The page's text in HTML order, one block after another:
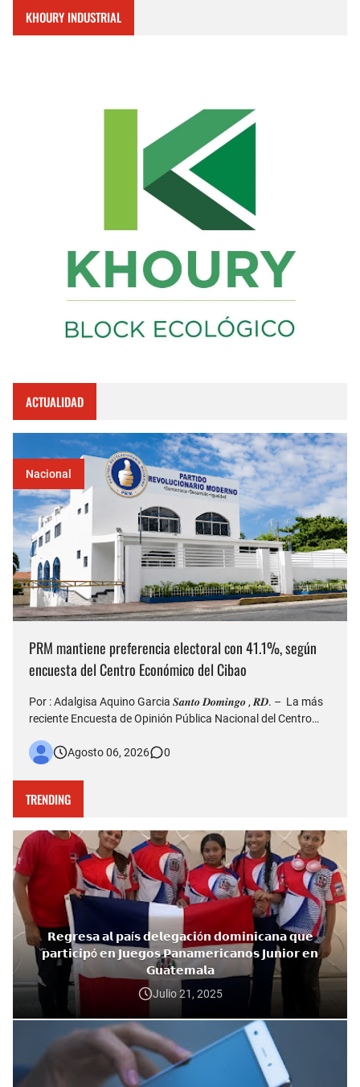
KHOURY INDUSTRIAL
ACTUALIDAD
Nacional
PRM mantiene preferencia electoral con 41.1%, según
encuesta del Centro Económico del Cibao
Por : Adalgisa Aquino Garcia 𝑺𝒂𝒏𝒕𝒐 𝑫𝒐𝒎𝒊𝒏𝒈𝒐 , 𝑹𝑫. – La más
reciente Encuesta de Opinión Pública Nacional del Centro
Moderno (PRM) continúa siendo la organización política con
Agosto 06, 2026 0
TRENDING
𝗥𝗲𝗴𝗿𝗲𝘀𝗮 𝗮𝗹 𝗽𝗮í𝘀 𝗱𝗲𝗹𝗲𝗴𝗮𝗰𝗶ó𝗻 𝗱𝗼𝗺𝗶𝗻𝗶𝗰𝗮𝗻𝗮 𝗾𝘂𝗲
𝗽𝗮𝗿𝘁𝗶𝗰𝗶𝗽ó 𝗲𝗻 𝗝𝘂𝗲𝗴𝗼𝘀 𝗣𝗮𝗻𝗮𝗺𝗲𝗿𝗶𝗰𝗮𝗻𝗼𝘀 𝗝𝘂𝗻𝗶𝗼𝗿 𝗲𝗻
𝗚𝘂𝗮𝘁𝗲𝗺𝗮𝗹𝗮
Julio 21, 2025